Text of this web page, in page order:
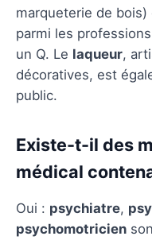
marqueterie de bois)
parmi les
un Q. Le laqueur,
décoratives, est
public.
Existe-t-il des
médical
Oui : psychiatre,
psychomotricien